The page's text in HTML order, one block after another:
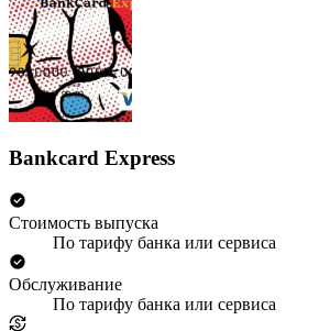
Bankcard Express
Стоимость выпуска
По тарифу банка или сервиса
Обслуживание
По тарифу банка или сервиса